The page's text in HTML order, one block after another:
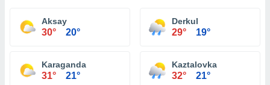
Aksay
30° 20°
Derkul
29° 19°
Karaganda
31° 21°
Kaztalovka
32° 21°